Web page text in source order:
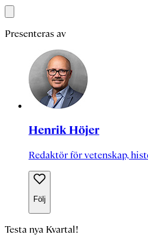
Presenteras av
Henrik Höjer
Redaktör för vetenskap,
Följ
Testa nya Kvartal!